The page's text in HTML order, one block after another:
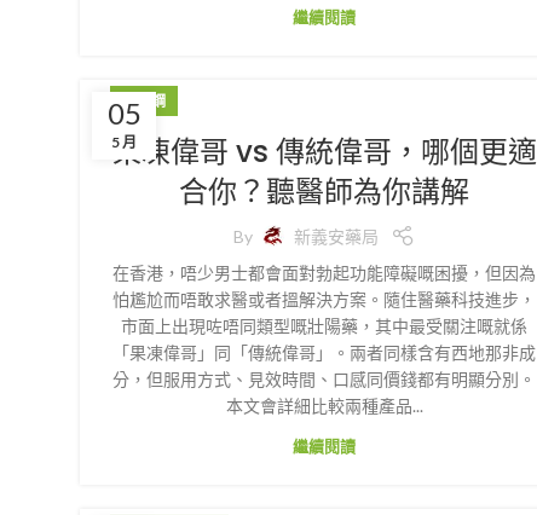
繼續閱讀
05
5 月
威而鋼
果凍偉哥 vs 傳統偉哥，哪個更適
合你？聽醫師為你講解
By
新義安藥局
在香港，唔少男士都會面對勃起功能障礙嘅困擾，但因為
怕尷尬而唔敢求醫或者搵解決方案。隨住醫藥科技進步，
市面上出現咗唔同類型嘅壯陽藥，其中最受關注嘅就係
「果凍偉哥」同「傳統偉哥」。兩者同樣含有西地那非成
分，但服用方式、見效時間、口感同價錢都有明顯分別。
本文會詳細比較兩種產品...
繼續閱讀